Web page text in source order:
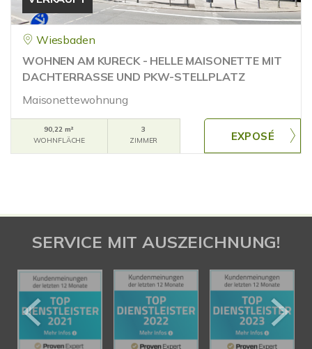
Wiesbaden
WOHNEN AM KURECK - HELLE MAISONETTE MIT
DACHTERRASSE UND PKW-STELLPLATZ
Maisonettewohnung
90,22 m²
WOHNFLÄCHE
3
ZIMMER
SERVICE MIT AUSZEICHNUNG!